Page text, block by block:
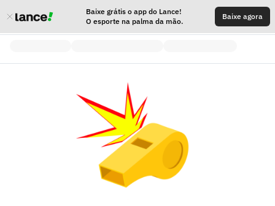
Baixe grátis o app do Lance!
O esporte na palma da mão.
Baixe agora